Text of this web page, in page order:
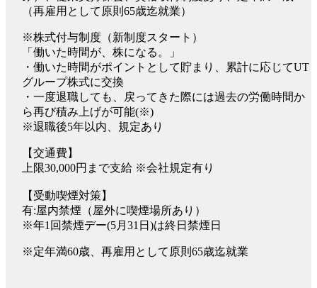
（再雇用として原則65歳迄就業）
※株式付与制度（新制度スタート）
「働いた時間が、株になる。」
・働いた時間がポイントとして貯まり、累計に応じてUT
グループ株式に交換
・一度退職しても、戻ってきた際には過去の労働時間か
ら再び積み上げが可能(※)
※退職後5年以内、規定あり
【交通費】
上限30,000円まで支給 ※会社規定有り
【受動喫煙対策】
有:屋内禁煙（屋外に喫煙場所あり）
※年1回禁煙デー(5月31日)は終日禁煙日
※定年満60歳、再雇用として原則65歳迄就業